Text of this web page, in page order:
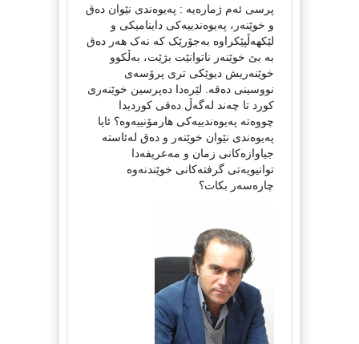
پرسی ئەم ژمارەیە : پەیوەندی نێوان دەق
و خوێنەر، پەیوەندییەکی داینامیکی و
لێکهەڵپێکراوە بەجۆرێک کە نەک هەر دەق
بە بێ خوێنەر ناتوانێت بژێت، بەڵکوو
خوێنەریش دیوێکی تری پرۆسەی
نووسینی دەقە. لێرەدا دەپرسین خوێنەری
کورد تا چەند لەگەڵ دەقی کوردیدا
چووەتە پەیوەندییەکی هارمۆنییەوە؟ ئایا
پەیوەندی نێوان خوێنەر و دەق لەئاستە
جیاوازەکانی زمان و مەعریفەدا
توانیویەتی گرفتەکانی خوێندنەوە
چارەسەر بکات؟